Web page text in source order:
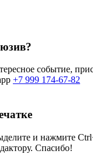
событие,
+7 999 174-67-82
и нажмите
Спасибо!